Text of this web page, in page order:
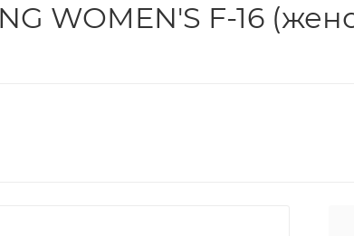
WOMEN'S F-16